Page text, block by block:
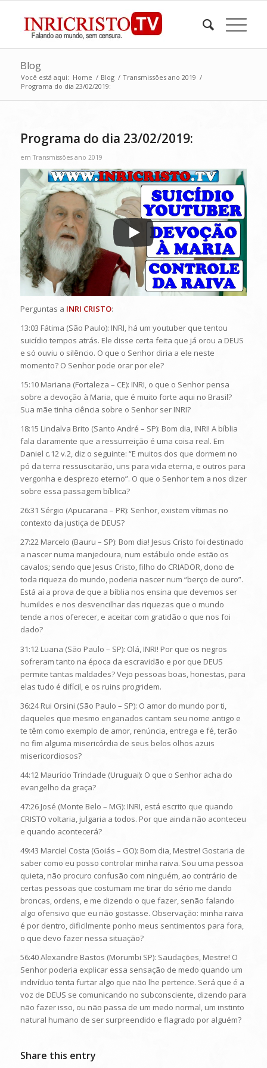
Blog
Você está aqui: Home / Blog / Transmissões ano 2019 /
Programa do dia 23/02/2019:
Programa do dia 23/02/2019:
emTransmissões ano 2019
Perguntas a INRI CRISTO:
13:03 Fátima (São Paulo): INRI, há um youtuber que tentou
suicídio tempos atrás. Ele disse certa feita que já orou a DEUS
e só ouviu o silêncio. O que o Senhor diria a ele neste
momento? O Senhor pode orar por ele?
15:10 Mariana (Fortaleza – CE): INRI, o que o Senhor pensa
sobre a devoção à Maria, que é muito forte aqui no Brasil?
Sua mãe tinha ciência sobre o Senhor ser INRI?
18:15 Lindalva Brito (Santo André – SP): Bom dia, INRI! A bíblia
fala claramente que a ressurreição é uma coisa real. Em
Daniel c.12 v.2, diz o seguinte: “E muitos dos que dormem no
pó da terra ressuscitarão, uns para vida eterna, e outros para
vergonha e desprezo eterno”. O que o Senhor tem a nos dizer
sobre essa passagem bíblica?
26:31 Sérgio (Apucarana – PR): Senhor, existem vítimas no
contexto da justiça de DEUS?
27:22 Marcelo (Bauru – SP): Bom dia! Jesus Cristo foi destinado
a nascer numa manjedoura, num estábulo onde estão os
cavalos; sendo que Jesus Cristo, filho do CRIADOR, dono de
toda riqueza do mundo, poderia nascer num “berço de ouro”.
Está aí a prova de que a bíblia nos ensina que devemos ser
humildes e nos desvencilhar das riquezas que o mundo
tende a nos oferecer, e aceitar com gratidão o que nos foi
dado?
31:12 Luana (São Paulo – SP): Olá, INRI! Por que os negros
sofreram tanto na época da escravidão e por que DEUS
permite tantas maldades? Vejo pessoas boas, honestas, para
elas tudo é difícil, e os ruins progridem.
36:24 Rui Orsini (São Paulo – SP): O amor do mundo por ti,
daqueles que mesmo enganados cantam seu nome antigo e
te têm como exemplo de amor, renúncia, entrega e fé, terão
no fim alguma misericórdia de seus belos olhos azuis
misericordiosos?
44:12 Maurício Trindade (Uruguai): O que o Senhor acha do
evangelho da graça?
47:26 José (Monte Belo – MG): INRI, está escrito que quando
CRISTO voltaria, julgaria a todos. Por que ainda não aconteceu
e quando acontecerá?
49:43 Marciel Costa (Goiás – GO): Bom dia, Mestre! Gostaria de
saber como eu posso controlar minha raiva. Sou uma pessoa
quieta, não procuro confusão com ninguém, ao contrário de
certas pessoas que costumam me tirar do sério me dando
broncas, ordens, e me dizendo o que fazer, senão falando
algo ofensivo que eu não gostasse. Observação: minha raiva
é por dentro, dificilmente ponho meus sentimentos para fora,
o que devo fazer nessa situação?
56:40 Alexandre Bastos (Morumbi SP): Saudações, Mestre! O
Senhor poderia explicar essa sensação de medo quando um
indivíduo tenta furtar algo que não lhe pertence. Será que é a
voz de DEUS se comunicando no subconsciente, dizendo para
não fazer isso, ou não passa de um medo normal, um instinto
natural humano de ser surpreendido e flagrado por alguém?
Share this entry